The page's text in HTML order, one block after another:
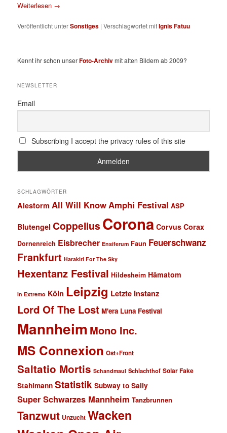
Weiterlesen →
Veröffentlicht unterSonstiges |Verschlagwortet mitIgnis Fatuu
Kennt ihr schon unserFoto-Archivmit alten Bildern ab 2009?
NEWSLETTER
Email
Subscribing I accept the privacy rules of this site
SCHLAGWÖRTER
Alestorm All Will KnowAmphi Festival ASP
Blutengel Coppelius Corona Corvus Corax
Dornenreich Eisbrecher Ensiferum Faun Feuerschwanz
Frankfurt Harakiri For The Sky
Hexentanz Festival Hildesheim Hämatom
In Extremo Köln Leipzig Letzte Instanz
Lord Of The Lost M'era Luna Festival
Mannheim Mono Inc.
MS Connexion Ost+Front
Saltatio Mortis Schandmaul Schlachthof Solar Fake
Stahlmann Statistik Subway to Sally
Super Schwarzes Mannheim Tanzbrunnen
Tanzwut Unzucht Wacken